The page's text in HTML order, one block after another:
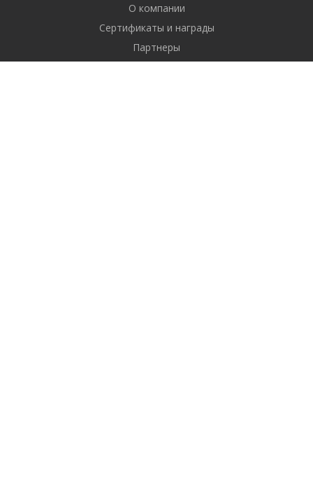
О компании
Сертификаты и награды
Партнеры